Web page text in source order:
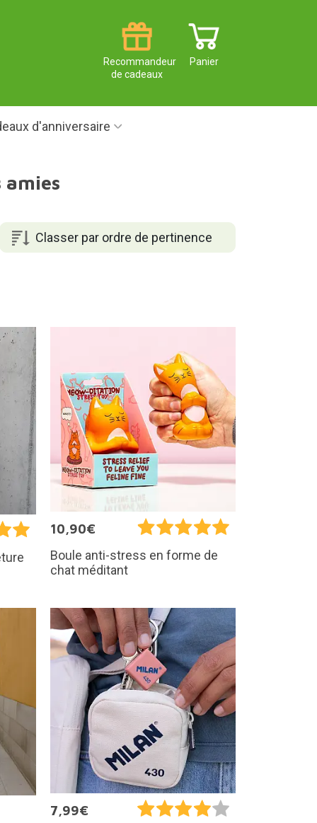
Panier
Recommandeur
de cadeaux
d'anniversaire
amies
Classer par ordre de pertinence
10,90€
Boule anti-stress en forme de
chat méditant
7,99€